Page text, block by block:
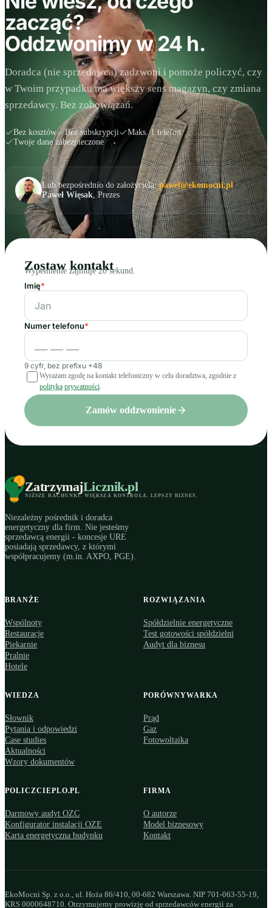
zacząć?
Oddzwonimy w 24 h.
Doradca (nie sprzedawca) zadzwoni i pomoże policzyć, czy
w Twoim przypadku ma większy sens magazyn, czy zmiana
sprzedawcy. Bez zobowiązań.
Bez kosztów Bez subskrypcji
Maks. 1 telefon
Twoje dane zabezpieczone
Lub bezpośrednio do założyciela:pawel@ekomocni.pl·
Paweł Więsak, Prezes
Zostaw kontakt
Wypełnienie zajmuje 20 sekund.
Imię*
Numer telefonu*
9 cyfr, bez prefixu +48
Wyrażam zgodę na kontakt telefoniczny w celu doradztwa, zgodnie z
polityką prywatności.
Zamów oddzwonienie
ZatrzymajLicznik.pl
NIŻSZE RACHUNKI. WIĘKSZA KONTROLA. LEPSZY BIZNES .
Niezależny pośrednik i doradca
energetyczny dla firm. Nie jesteśmy
sprzedawcą energii - koncesje URE
posiadają sprzedawcy, z którymi
współpracujemy (m.in. AXPO, PGE).
BRANŻE
Wspólnoty
Restauracje
Piekarnie
Pralnie
Hotele
ROZWIĄZANIA
Spółdzielnie energetyczne
Test gotowości spółdzielni
Audyt dla biznesu
WIEDZA
Słownik
Pytania i odpowiedzi
Case studies
Aktualności
Wzory dokumentów
PORÓWNYWARKA
Prąd
Gaz
Fotowoltaika
POLICZCIEPLO.PL
Darmowy audyt OZC
Konfigurator instalacji OZE
Karta energetyczna budynku
FIRMA
O autorze
Model biznesowy
Kontakt
EkoMocni Sp. z o.o., ul. Hoża 86/410, 00-682 Warszawa. NIP 701-063-55-19,
KRS 0000648710. Otrzymujemy prowizję od sprzedawców energii za